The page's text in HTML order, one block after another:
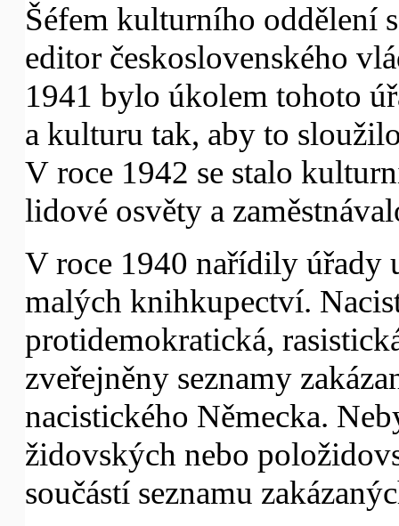
Šéfem kulturního oddělení
editor československého
1941 bylo úkolem tohoto
a kulturu tak, aby to
V roce 1942 se stalo
lidové osvěty a
V roce 1940 nařídily úřady
malých knihkupectví.
protidemokratická,
zveřejněny seznamy
nacistického Německa.
židovských nebo
součástí seznamu